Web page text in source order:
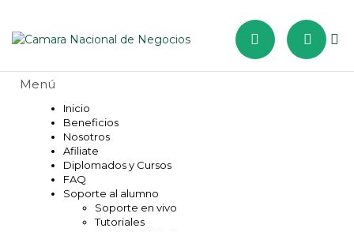
Inicio
Beneficios
Nosotros
Afiliate
Diplomados y Cursos
FAQ
Soporte al alumno
Soporte en vivo
Tutoriales